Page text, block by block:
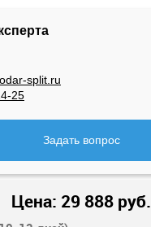
split.ru
25
Задать вопрос
Цена: 29 888 руб.